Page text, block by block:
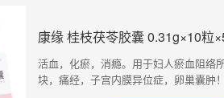
康缘 桂枝茯苓胶囊 0.31g×10粒
活血，化瘀，消瘾。用于妇人瘀血阻络
块，痛经，子宫内膜异位症，卵巢囊肿